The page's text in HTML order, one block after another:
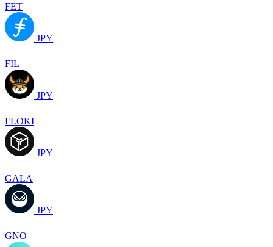
FET
JPY
FIL
JPY
FLOKI
JPY
GALA
JPY
GNO